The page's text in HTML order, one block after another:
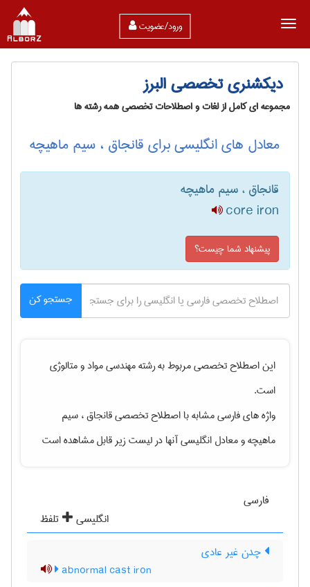
ورود/عضویت
دیکشنری تخصصی البرز
مجموعه ای کامل از لغات و اصطلاحات تخصصی همه رشته ها
معادل های انگلیسی برای قانجاق ، سیم ماهیچه
قانجاق ، سیم ماهیچه
core iron
پیشنهاد شما چیست؟
جستجو کن
این اصطلاح تخصصی مربوط به رشتهمهندسی مواد و متالوژی
است.
واژه های فارسی مشابه با اصطلاح تخصصیقانجاق ، سیم
ماهیچهو معادل انگلیسی آنها در لیست زیر قابل مشاهده است
فارسی
انگلیسی
تلفظ
چدن غیر عادی
abnormal cast iron